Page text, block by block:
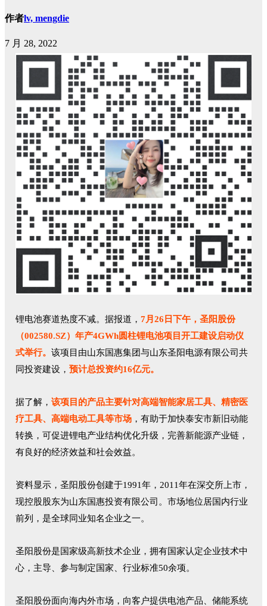
作者lv, mengdie
7 月 28, 2022
锂电池赛道热度不减。据报道， 7月26日下午，圣阳股份
（002580.SZ）年产4GWh圆柱锂电池项目开工建设启动仪
式举行。 该项目由山东国惠集团与山东圣阳电源有限公司共
同投资建设， 预计总投资约16亿元。
据了解， 该项目的产品主要针对高端智能家居工具、精密医
疗工具、高端电动工具等市场 ，有助于加快泰安市新旧动能
转换，可促进锂电产业结构优化升级，完善新能源产业链，
有良好的经济效益和社会效益。
资料显示，圣阳股份创建于1991年，2011年在深交所上市，
现控股股东为山东国惠投资有限公司。市场地位居国内行业
前列，是全球同业知名企业之一。
圣阳股份是国家级高新技术企业，拥有国家认定企业技术中
心，主导、参与制定国家、行业标准50余项。
圣阳股份面向海内外市场，向客户提供电池产品、储能系统